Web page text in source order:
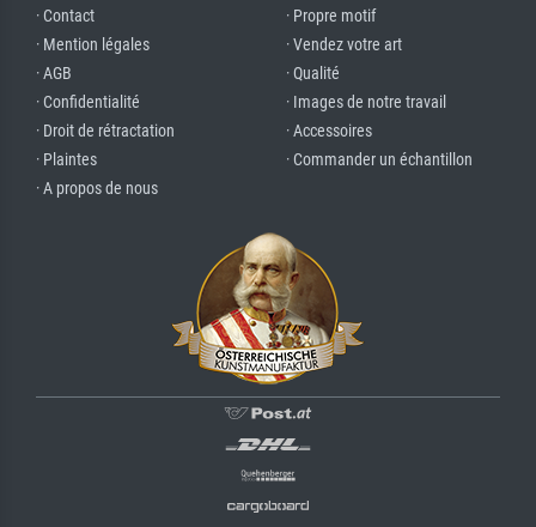
· Contact
· Mention légales
· AGB
· Confidentialité
· Droit de rétractation
· Plaintes
· A propos de nous
· Propre motif
· Vendez votre art
· Qualité
· Images de notre travail
· Accessoires
· Commander un échantillon